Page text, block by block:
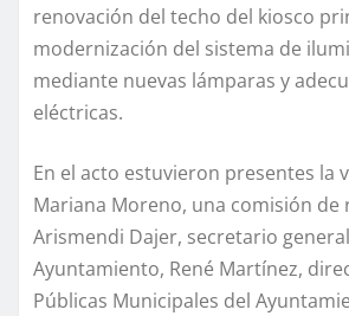
renovación del techo del kiosco
modernización del sistema de
mediante nuevas lámparas y
eléctricas.
En el acto estuvieron presentes la
Mariana Moreno, una comisión de
Arismendi Dajer, secretario
Ayuntamiento, René Martínez,
Públicas Municipales del